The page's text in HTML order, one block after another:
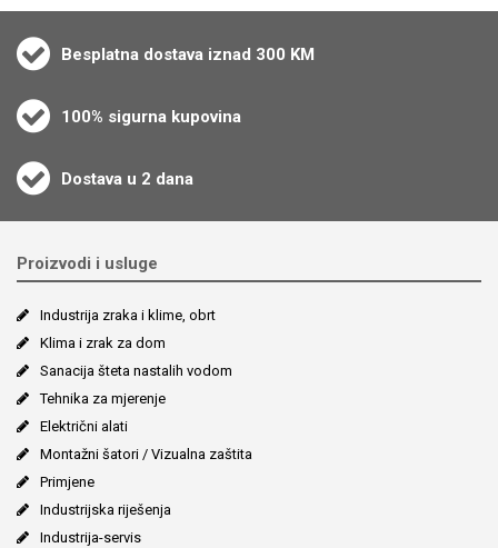
Besplatna dostava iznad 300 KM
100% sigurna kupovina
Dostava u 2 dana
Proizvodi i usluge
Industrija zraka i klime, obrt
Klima i zrak za dom
Sanacija šteta nastalih vodom
Tehnika za mjerenje
Električni alati
Montažni šatori / Vizualna zaštita
Primjene
Industrijska riješenja
Industrija-servis